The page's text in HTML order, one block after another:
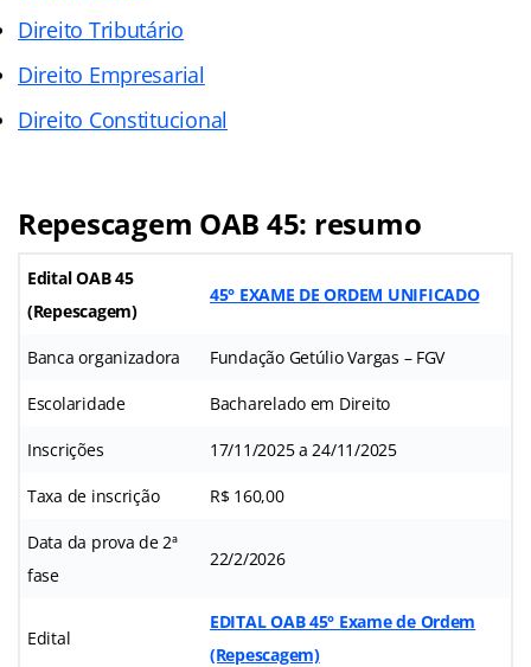
Direito Tributário
Direito Empresarial
Direito Constitucional
Repescagem OAB 45: resumo
Edital OAB 45
(Repescagem)
45° EXAME DE ORDEM UNIFICADO
Banca organizadora Fundação Getúlio Vargas – FGV
Escolaridade Bacharelado em Direito
Inscrições 17/11/2025 a 24/11/2025
Taxa de inscrição R$ 160,00
Data da prova de 2ª
fase
22/2/2026
Edital
EDITAL OAB 45° Exame de Ordem
(Repescagem)